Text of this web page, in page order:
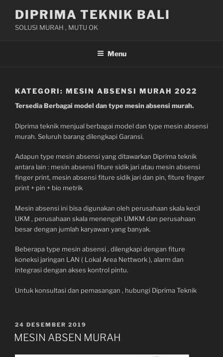
content
DIPRIMA TEKNIK BALI
SOLUSI MURAH , MUTU OK
Menu
KATEGORI: MESIN ABSENSI MURAH 2022
Tersedia Berbagai model dan type mesin absensi murah.
Diprima teknik menjual berbagai model dan type mesin absensi
murah. Seluruh barang dilengkapi Garansi.
Adapun type mesin absensi yang ditawarkan Diprima teknik
antara lain : mesin absensi fiture sidik jari atau mesin absensi
finger print, mesin absensi fiture sidik jari dan pin, fiture finger
print + pin + bio metrik
Mesin absensi ini bisa digunakan oleh perusahaan skala kecil
UKM , perusahaan skala menengah UMKM dan perusahaan
besar dengan jumlah karyawan yang banyak.
Beberapa type mesin absensi , dilengkapi dengan fiture
koneksi jaringan LAN ( Lokal Area Nettwork ), alarm dan
integrasi dengan akses kontrol pintu.
Untuk konsultasi dan pemasangan , hubungi Diprima Teknik
POSTED
ON
24 DESEMBER 2019
MESIN ABSEN MURAH